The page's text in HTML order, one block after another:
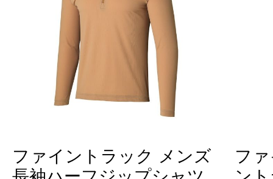
ファイントラック メンズ
フ